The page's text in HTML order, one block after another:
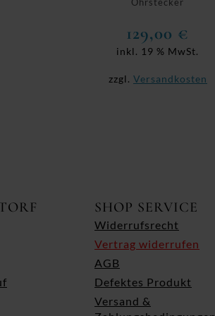
129,00 €
inkl. 19 % MwSt.
zzgl. Versandkosten
SHOP SERVICE
Widerrufsrecht
Vertrag widerrufen
AGB
Defektes Produkt
Versand &